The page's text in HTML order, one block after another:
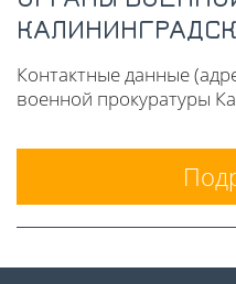
Контактные данные
военной прокуратуры